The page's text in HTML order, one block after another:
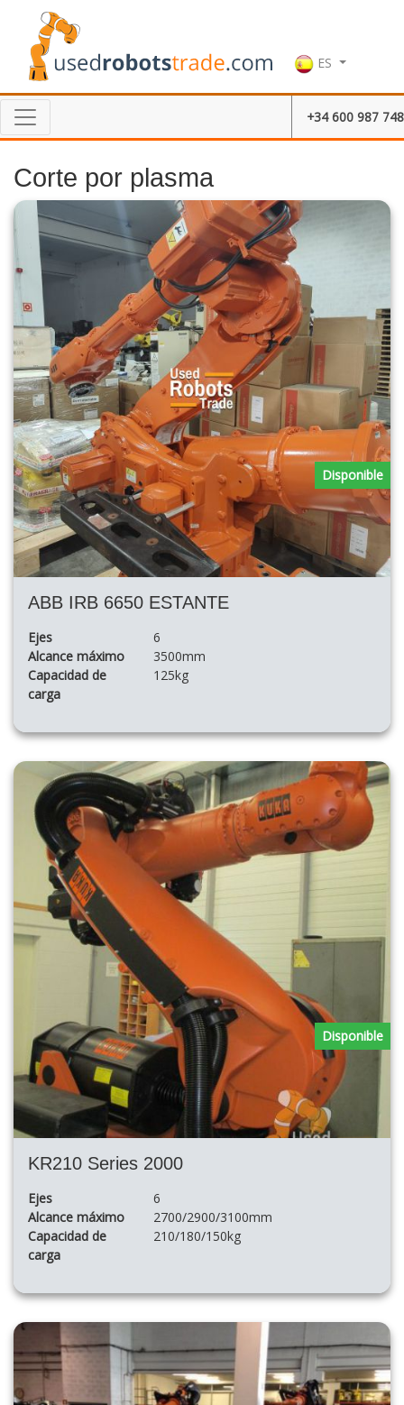
ES
+34 600 987 748
Corte por plasma
ABB IRB 6650 ESTANTE
Ejes
6
Alcance máximo
3500mm
Capacidad de
carga
125kg
Disponible
KR210 Series 2000
Ejes
6
Alcance máximo
2700/2900/3100mm
Capacidad de
carga
210/180/150kg
Disponible